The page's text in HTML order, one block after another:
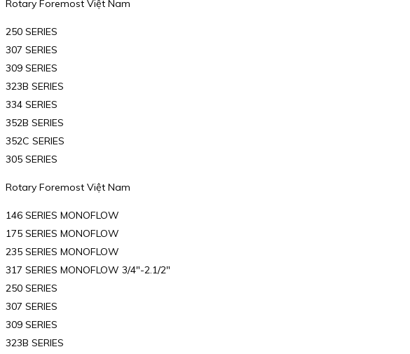
Rotary Foremost Việt Nam
250 SERIES
307 SERIES
309 SERIES
323B SERIES
334 SERIES
352B SERIES
352C SERIES
305 SERIES
Rotary Foremost Việt Nam
146 SERIES MONOFLOW
175 SERIES MONOFLOW
235 SERIES MONOFLOW
317 SERIES MONOFLOW 3/4″-2.1/2″
250 SERIES
307 SERIES
309 SERIES
323B SERIES